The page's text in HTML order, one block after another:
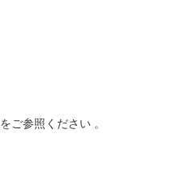
ご参照ください 。